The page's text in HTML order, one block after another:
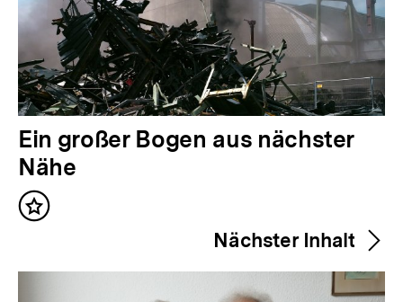
V
o
r
h
r
Ein großer Bogen aus nächster
Nähe
Inhalt
Nächster Inhalt